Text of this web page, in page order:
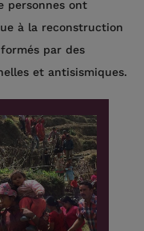
personnes ont
à la reconstruction
par des
et antisismiques.